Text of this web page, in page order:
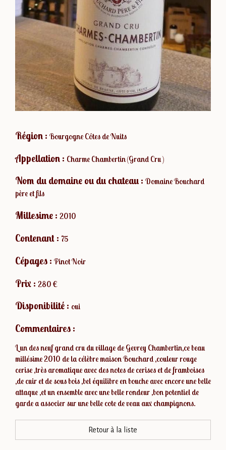
Région : Bourgogne Côtes de Nuits
Appellation : Charme Chambertin (Grand Cru )
Nom du domaine ou du chateau : Domaine Bouchard
père et fils
Millesime : 2010
Contenant : 75
Cépages : Pinot Noir
Prix : 280 €
Disponibilité : oui
Commentaires :
L un des neuf grand cru du village de Gevrey Chambertin,ce beau
millésime 2010 de la célèbre maison Bouchard ,couleur rouge
cerise ,très aromatique avec des notes de cerises et de framboises
,de cuir et de sous bois ,bel équilibre en bouche avec encore une belle
attaque ,et un ensemble avec une belle rondeur ,bon potentiel de
garde a associer sur une belle cote de veau aux champignons.
Retour à la liste